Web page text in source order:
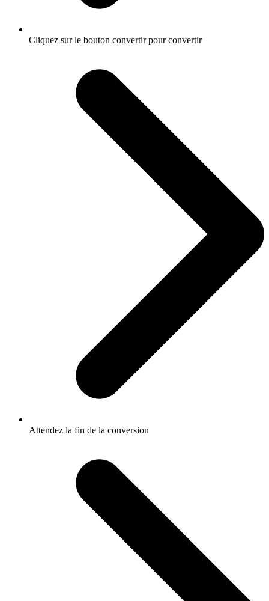
Cliquez sur le bouton convertir pour convertir
Attendez la fin de la conversion